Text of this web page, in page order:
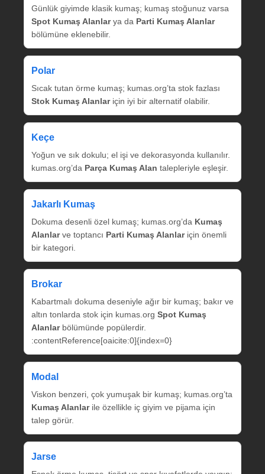
Günlük giyimde klasik kumaş; kumaş stoğunuz varsa
Spot Kumaş Alanlarya da Parti Kumaş Alanlar
bölümüne eklenebilir.
Polar
Sıcak tutan örme kumaş; kumas.org’ta stok fazlası
Stok Kumaş Alanlariçin iyi bir alternatif olabilir.
Keçe
Yoğun ve sık dokulu; el işi ve dekorasyonda kullanılır.
kumas.org’da Parça Kumaş Alan talepleriyle eşleşir.
Jakarlı Kumaş
Dokuma desenli özel kumaş; kumas.org’da Kumaş
Alanlarve toptancı Parti Kumaş Alanlariçin önemli
bir kategori.
Brokar
Kabartmalı dokuma deseniyle ağır bir kumaş; bakır ve
altın tonlarda stok için kumas.org Spot Kumaş
Alanlarbölümünde popülerdir.
:contentReference[oaicite:0]{index=0}
Modal
Viskon benzeri, çok yumuşak bir kumaş; kumas.org’ta
Kumaş Alanlarile özellikle iç giyim ve pijama için
talep görür.
Jarse